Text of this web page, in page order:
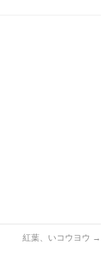
紅葉、いコウヨウ →